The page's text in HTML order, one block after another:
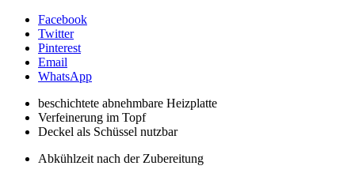
Facebook
Twitter
Pinterest
Email
WhatsApp
beschichtete abnehmbare Heizplatte
Verfeinerung im Topf
Deckel als Schüssel nutzbar
Abkühlzeit nach der Zubereitung